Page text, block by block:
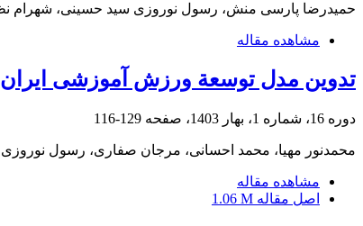
حمیدرضا پارسی منش، رسول نوروزی سید حسینی، شهرام
مشاهده مقاله
تدوین مدل توسعة ورزش آموزشی ایران
دوره 16، شماره 1، بهار 1403، صفحه 129-116
محمدنور مهیا، محمد احسانی، مرجان صفاری، رسول
مشاهده مقاله
اصل مقاله 1.06 M